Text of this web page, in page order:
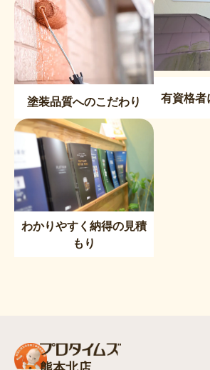
塗装品質へのこだわり 有資格者
わかりやすく納得の見積
もり